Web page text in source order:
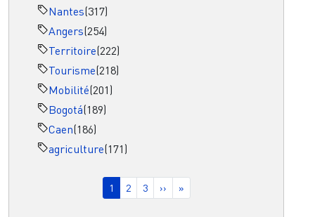
Nantes(317)
Angers(254)
Territoire(222)
Tourisme(218)
Mobilité(201)
Bogotá(189)
Caen(186)
agriculture(171)
Page courante
1 Page
2 Page
3 Page suivante
›› Dernière page
»